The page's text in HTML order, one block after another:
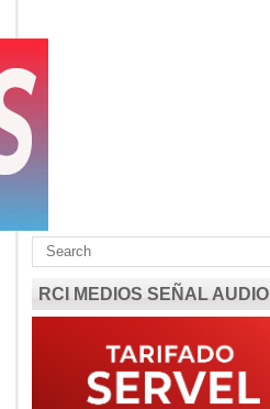
RCI MEDIOS SEÑAL AUDIO